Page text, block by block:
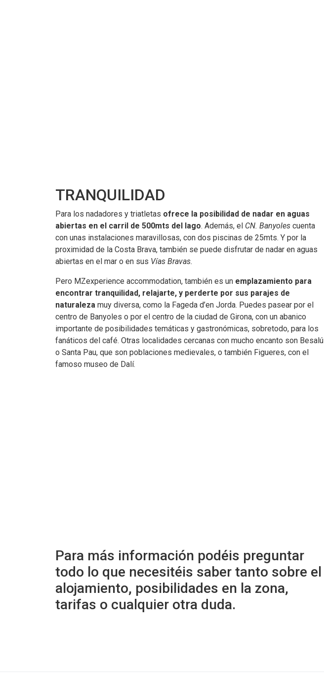
TRANQUILIDAD
Para los nadadores y triatletas ofrece la posibilidad de nadar en aguas
abiertas en el carril de 500mts del lago. Además, el CN. Banyoles cuenta
con unas instalaciones maravillosas, con dos piscinas de 25mts. Y por la
proximidad de la Costa Brava, también se puede disfrutar de nadar en aguas
abiertas en el mar o en sus Vías Bravas.
Pero MZexperience accommodation, también es un emplazamiento para
encontrar tranquilidad, relajarte, y perderte por sus parajes de
naturaleza muy diversa, como la Fageda d’en Jorda. Puedes pasear por el
centro de Banyoles o por el centro de la ciudad de Girona, con un abanico
importante de posibilidades temáticas y gastronómicas, sobretodo, para los
fanáticos del café. Otras localidades cercanas con mucho encanto son Besalú
o Santa Pau, que son poblaciones medievales, o también Figueres, con el
famoso museo de Dalí.
Para más información podéis preguntar
todo lo que necesitéis saber tanto sobre el
alojamiento, posibilidades en la zona,
tarifas o cualquier otra duda.